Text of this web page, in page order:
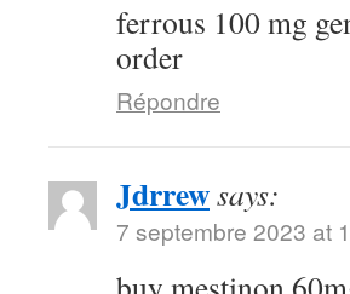
ferrous 100 mg
order
Répondre
Jdrrewsays:
7 septembre 2023 at